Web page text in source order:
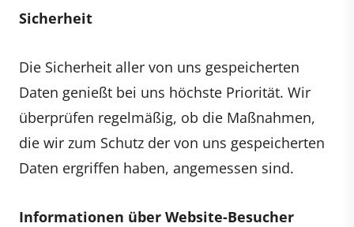
Sicherheit
Die Sicherheit aller von uns gespeicherten
Daten genießt bei uns höchste Priorität. Wir
überprüfen regelmäßig, ob die Maßnahmen,
die wir zum Schutz der von uns gespeicherten
Daten ergriffen haben, angemessen sind.
Informationen über Website-Besucher